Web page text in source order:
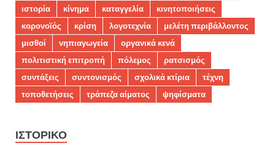
ιστορία
κίνημα καταγγελία
κινητοποιήσεις
κορονοϊός
κρίση λογοτεχνία
μελέτη περιβάλλοντος
μισθοί
νηπιαγωγεία
οργανικά κενά
πολιτιστική επιτροπή
πόλεμος
ρατσισμός
συντάξεις
συντονισμός σχολικά κτίρια
τέχνη
τοποθετήσεις
τράπεζα αίματος ψηφίσματα
ΙΣΤΟΡΙΚΌ